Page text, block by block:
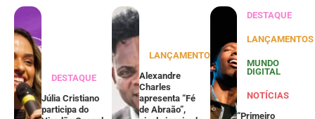
DESTAQUE
Júlia Cristiano
participa do
LANÇAMENTOS
Alexandre
Charles
apresenta “Fé
de Abraão”,
DESTAQUE
LANÇAMENTOS
MUNDO
DIGITAL
NOTÍCIAS
“Primeiro